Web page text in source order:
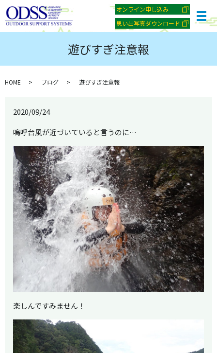
オンライン申し込み
思い出写真ダウンロード
メ
遊びすぎ注意報
HOME ブログ 遊びすぎ注意報
2020/09/24
嗚呼台風が近づいていると言うのに…
楽しんですみません！